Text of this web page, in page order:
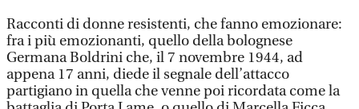
Racconti di donne resistenti, che fanno emozionare:
fra i più emozionanti, quello della bolognese
Germana Boldrini che, il 7 novembre 1944, ad
appena 17 anni, diede il segnale dell’attacco
partigiano in quella che venne poi ricordata come la